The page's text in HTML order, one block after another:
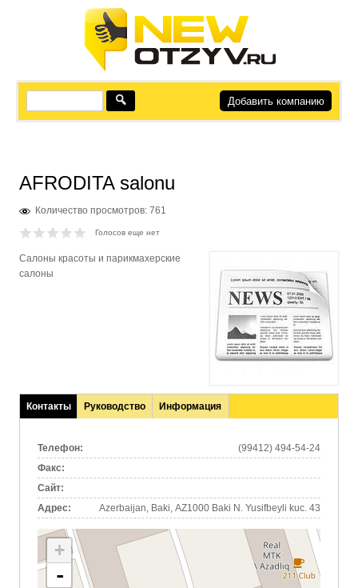
Добавить компанию
AFRODITA salonu
Количество просмотров: 761
Голосов еще нет
Салоны красоты и парикмахерские
салоны
Контакты
(активная
Руководство Информация
Телефон:
(99412) 494-54-24
Факс:
Сайт:
Адрес:
Azerbaijan, Baki, AZ1000 Baki N. Yusifbeyli kuc. 43
+
-